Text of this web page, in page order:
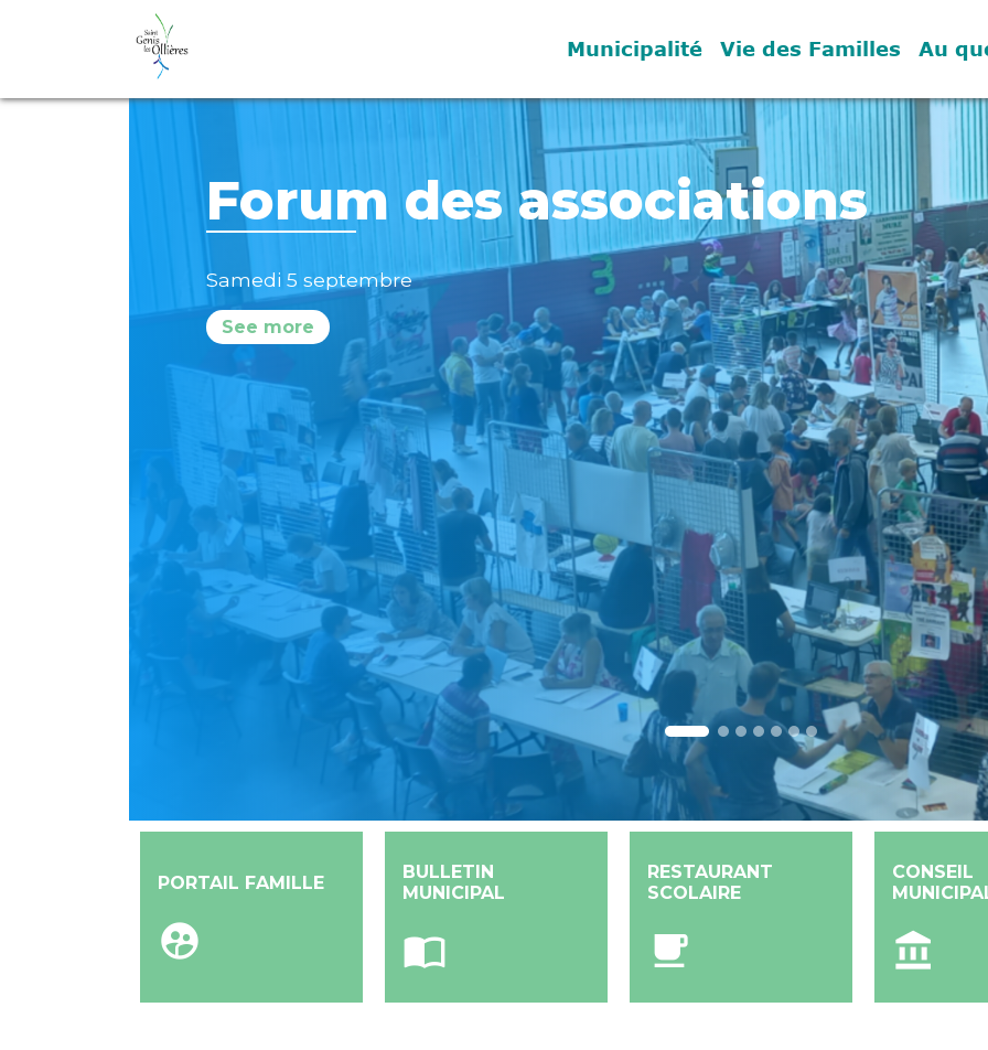
Municipalité Vie des Familles Au
Accueil des nouveaux
arrivants
Samedi 5 septembre
See more
PORTAIL FAMILLE
supervised_user_circle
BULLETIN
MUNICIPAL
import_contacts
RESTAURANT
SCOLAIRE
local_cafe
CONSEIL
account_balance